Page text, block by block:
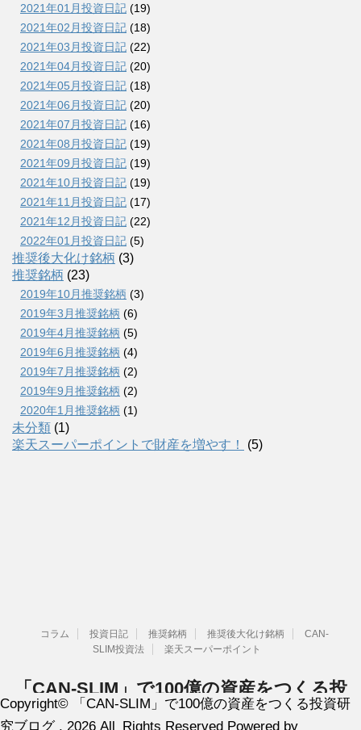
2021年01月投資日記 (19)
2021年02月投資日記 (18)
2021年03月投資日記 (22)
2021年04月投資日記 (20)
2021年05月投資日記 (18)
2021年06月投資日記 (20)
2021年07月投資日記 (16)
2021年08月投資日記 (19)
2021年09月投資日記 (19)
2021年10月投資日記 (19)
2021年11月投資日記 (17)
2021年12月投資日記 (22)
2022年01月投資日記 (5)
推奨後大化け銘柄 (3)
推奨銘柄 (23)
2019年10月推奨銘柄 (3)
2019年3月推奨銘柄 (6)
2019年4月推奨銘柄 (5)
2019年6月推奨銘柄 (4)
2019年7月推奨銘柄 (2)
2019年9月推奨銘柄 (2)
2020年1月推奨銘柄 (1)
未分類 (1)
楽天スーパーポイントで財産を増やす！
(5)
コラム 投資日記 推奨銘柄 推奨後大化け銘柄
CAN-
SLIM投資法
楽天スーパーポイント
「CAN-SLIM」で100億の資産をつくる投
資研究ブログ
Copyright© 「CAN-SLIM」で100億の資産をつくる投資研
究ブログ , 2026 All Rights Reserved Powered by